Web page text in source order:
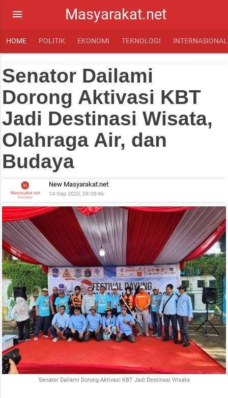
Masyarakat.net
menu
HOME POLITIK EKONOMI TEKNOLOGI INTERNASIONAL
Senator Dailami
Dorong Aktivasi KBT
Jadi Destinasi Wisata,
Olahraga Air, dan
Budaya
New Masyarakat.net
14 Sep 2025, 09:08:46
Senator Dailami Dorong Aktivasi KBT Jadi Destinasi Wisata